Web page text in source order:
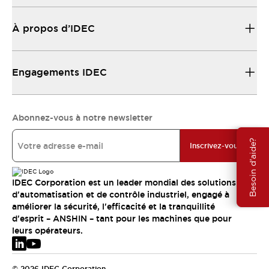
Besoin d'aide?
À propos d’IDEC
Engagements IDEC
Abonnez-vous à notre newsletter
Inscrivez-vous
IDEC Corporation est un leader mondial des solutions
d'automatisation et de contrôle industriel, engagé à
améliorer la sécurité, l'efficacité et la tranquillité
d'esprit – ANSHIN – tant pour les machines que pour
leurs opérateurs.